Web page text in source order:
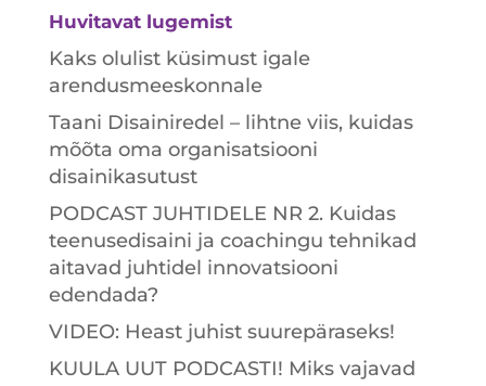
Huvitavat lugemist
Kaks olulist küsimust igale
arendusmeeskonnale
Taani Disainiredel – lihtne viis, kuidas
mõõta oma organisatsiooni
disainikasutust
PODCAST JUHTIDELE NR 2. Kuidas
teenusedisaini ja coachingu tehnikad
aitavad juhtidel innovatsiooni
edendada?
VIDEO: Heast juhist suurepäraseks!
KUULA UUT PODCASTI! Miks vajavad